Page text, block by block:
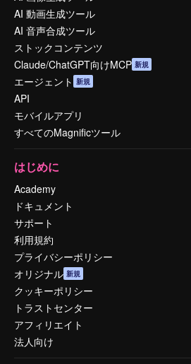
AI 動画生成ツール
AI 音声合成ツール
ストックコンテンツ
Claude/ChatGPT向けMCP 新規
エージェント 新規
API
モバイルアプリ
すべてのMagnificツール
はじめに
Academy
ドキュメント
サポート
利用規約
プライバシーポリシー
オリジナル 新規
クッキーポリシー
トラストセンター
アフィリエイト
法人向け